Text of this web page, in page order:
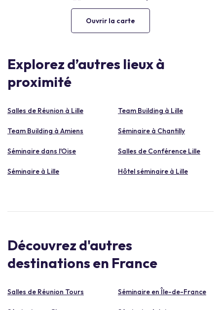
Ouvrir la carte
Explorez d’autres lieux à
proximité
Salles de Réunion à Lille Team Building à Lille
Team Building à Amiens Séminaire à Chantilly
Séminaire dans l'Oise Salles de Conférence Lille
Séminaire à Lille Hôtel séminaire à Lille
Découvrez d'autres
destinations en France
Salles de Réunion Tours Séminaire en Île-de-France